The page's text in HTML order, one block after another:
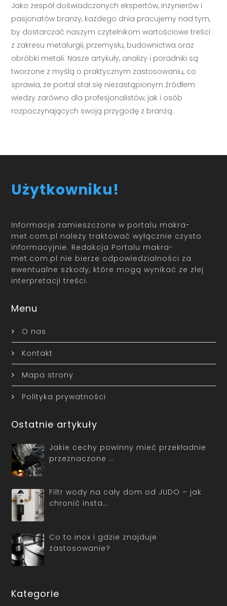
Jako zespół doświadczonych ekspertów, inżynierów i
pasjonatów branży, każdego dnia pracujemy nad tym,
by dostarczać naszym czytelnikom wartościowe treści
z zakresu metalurgii, przemysłu, budownictwa oraz
obróbki metali. Nasze artykuły, analizy i poradniki są
tworzone z myślą o praktycznym zastosowaniu, co
sprawia, że portal stał się niezastąpionym źródłem
wiedzy zarówno dla profesjonalistów, jak i osób
rozpoczynających swoją przygodę z branżą.
Użytkowniku!
Informacje zamieszczone w portalu makra-
met.com.pl należy traktować wyłącznie czysto
informacyjnie. Redakcja Portalu makra-
met.com.pl nie bierze odpowiedzialności za
ewentualne szkody, które mogą wynikać ze złej
interpretacji treści.
Menu
O nas
Kontakt
Mapa strony
Polityka prywatności
Ostatnie artykuły
Jakie cechy powinny mieć przekładnie
przeznaczone …
Filtr wody na cały dom od JUDO – jak
chronić insta…
Co to inox i gdzie znajduje
zastosowanie?
Kategorie